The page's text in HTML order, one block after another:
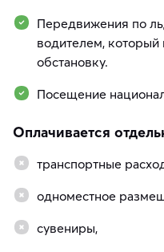
Передвижения по
водителем,
обстановку.
Посещение
Оплачивается
транспортные
одноместное
сувениры,